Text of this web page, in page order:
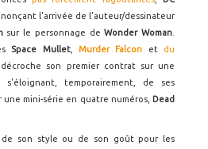
l'arrivée de l'auteur/dessinateur
sur le personnage deWonder Woman
Space Mullet,Murder Falcon et du
décroche son premier contrat sur une
s'éloignant, temporairement, de ses
mini-série en quatre numéros, Dead
de son style ou de son goût pour les